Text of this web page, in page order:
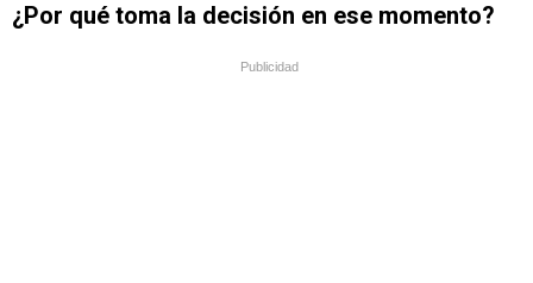
¿Por qué toma la decisión en ese momento?
Publicidad